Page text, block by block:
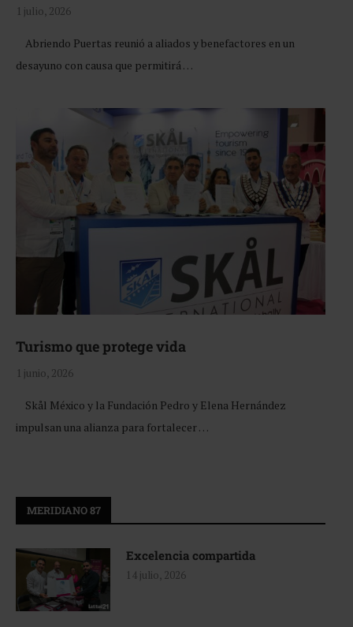
1 julio, 2026
Abriendo Puertas reunió a aliados y benefactores en un
desayuno con causa que permitirá …
Turismo que protege vida
1 junio, 2026
Skål México y la Fundación Pedro y Elena Hernández
impulsan una alianza para fortalecer …
MERIDIANO 87
Excelencia compartida
14 julio, 2026